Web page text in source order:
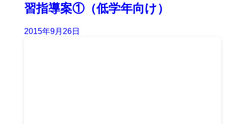
習指導案①（低学年向け）
2015年9月26日